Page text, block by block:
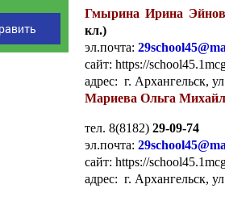
Гмырина Ирина
кл.)
эл.почта:
сайт: https://
адрес: г. Архангельск,
Мариева Ольга
тел. 8(8182) 29-09-74
эл.почта:
сайт: https://
адрес: г. Архангельск,